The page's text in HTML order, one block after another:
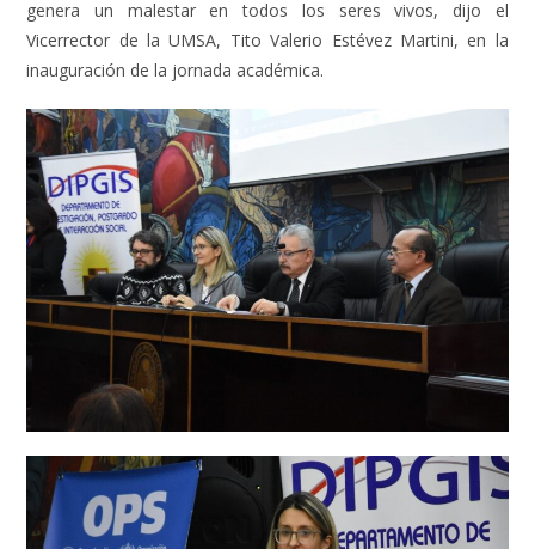
genera un malestar en todos los seres vivos, dijo el
Vicerrector de la UMSA, Tito Valerio Estévez Martini, en la
inauguración de la jornada académica.